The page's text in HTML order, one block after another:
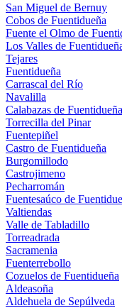
San Miguel de Bernuy
Cobos de Fuentidueña
Fuente el Olmo de
Los Valles de
Tejares
Fuentidueña
Carrascal del Río
Navalilla
Calabazas de Fuentidueña
Torrecilla del Pinar
Fuentepiñel
Castro de Fuentidueña
Burgomillodo
Castrojimeno
Pecharromán
Fuentesaúco de
Valtiendas
Valle de Tabladillo
Torreadrada
Sacramenia
Fuenterrebollo
Cozuelos de Fuentidueña
Aldeasoña
Aldehuela de Sepúlveda